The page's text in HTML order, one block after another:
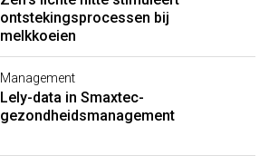
ontstekingsprocessen bij
melkkoeien
Management
Lely-data in Smaxtec-
gezondheidsmanagement